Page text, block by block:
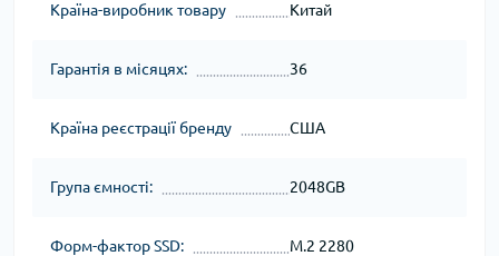
Країна-виробник товару Китай
Гарантія в місяцях: 36
Країна реєстрації бренду США
Група ємності: 2048GB
Форм-фактор SSD: M.2 2280